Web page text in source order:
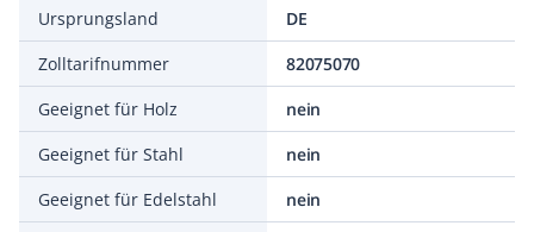
Ursprungsland
DE
Zolltarifnummer
82075070
Geeignet für Holz
nein
Geeignet für Stahl
nein
Geeignet für Edelstahl
nein